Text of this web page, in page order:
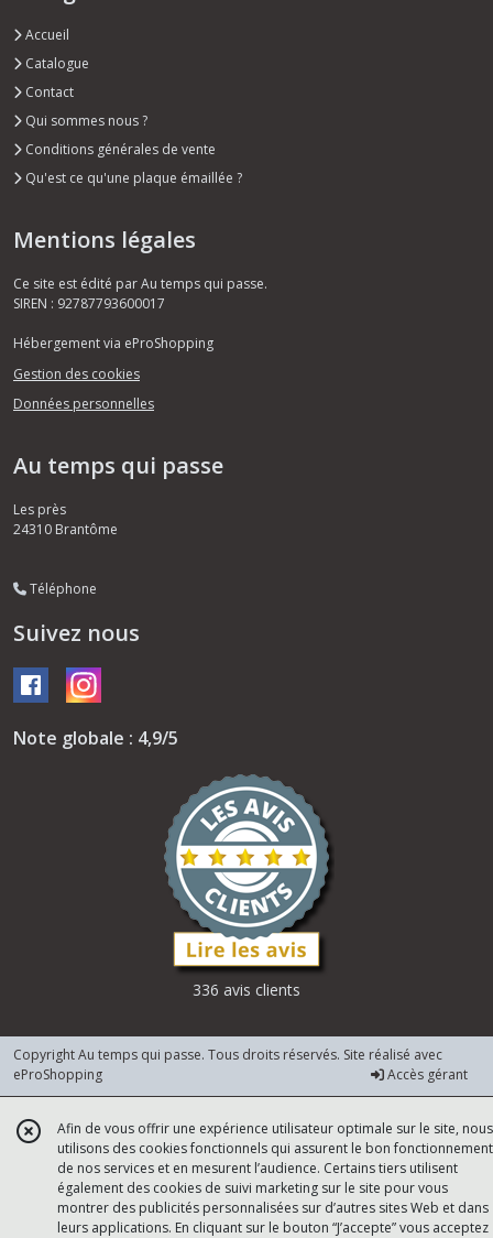
Accueil
Catalogue
Contact
Qui sommes nous ?
Conditions générales de vente
Qu'est ce qu'une plaque émaillée ?
Mentions légales
Ce site est édité par Au temps qui passe.
SIREN : 92787793600017
Hébergement via eProShopping
Gestion des cookies
Données personnelles
Au temps qui passe
Les près
24310 Brantôme
Téléphone
Suivez nous
Note globale : 4,9/5
336 avis clients
Copyright Au temps qui passe. Tous droits réservés. Site réalisé avec
eProShopping
Accès gérant
Afin de vous offrir une expérience utilisateur optimale sur le site, nous
utilisons des cookies fonctionnels qui assurent le bon fonctionnement
de nos services et en mesurent l’audience. Certains tiers utilisent
également des cookies de suivi marketing sur le site pour vous
montrer des publicités personnalisées sur d’autres sites Web et dans
leurs applications. En cliquant sur le bouton “J’accepte” vous acceptez